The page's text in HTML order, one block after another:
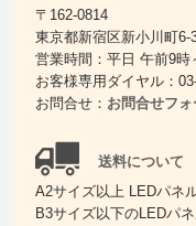
〒162-0814
東京都新宿区新小川町
営業時間：平日 午前9時
お客様専用ダイヤル：
お問合せ： お問合せフ
送料について
A2サイズ以上 LEDパネ
B3サイズ以下のLEDパ